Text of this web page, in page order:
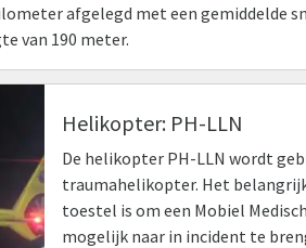
afgelegd met een gemiddelde
van 190 meter.
Helikopter: PH-LLN
De helikopter PH-LLN wordt
traumahelikopter. Het
toestel is om een Mobiel
mogelijk naar in incident te